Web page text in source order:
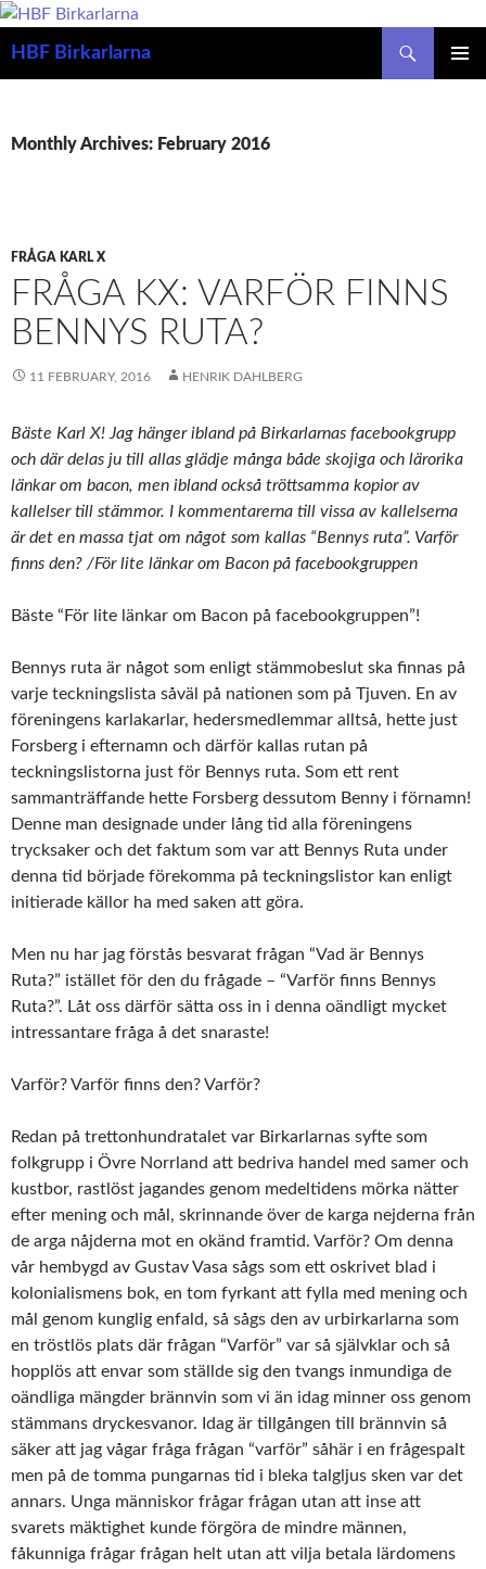
HBF Birkarlarna
Monthly Archives: February 2016
FRÅGA KARL X
FRÅGA KX: VARFÖR FINNS
BENNYS RUTA?
11 FEBRUARY, 2016 HENRIK DAHLBERG
Bäste Karl X! Jag hänger ibland på Birkarlarnas facebookgrupp
och där delas ju till allas glädje många både skojiga och lärorika
länkar om bacon, men ibland också tröttsamma kopior av
kallelser till stämmor. I kommentarerna till vissa av kallelserna
är det en massa tjat om något som kallas “Bennys ruta”. Varför
finns den? /För lite länkar om Bacon på facebookgruppen
Bäste “För lite länkar om Bacon på facebookgruppen”!
Bennys ruta är något som enligt stämmobeslut ska finnas på
varje teckningslista såväl på nationen som på Tjuven. En av
föreningens karlakarlar, hedersmedlemmar alltså, hette just
Forsberg i efternamn och därför kallas rutan på
teckningslistorna just för Bennys ruta. Som ett rent
sammanträffande hette Forsberg dessutom Benny i förnamn!
Denne man designade under lång tid alla föreningens
trycksaker och det faktum som var att Bennys Ruta under
denna tid började förekomma på teckningslistor kan enligt
initierade källor ha med saken att göra.
Men nu har jag förstås besvarat frågan “Vad är Bennys
Ruta?” istället för den du frågade – “Varför finns Bennys
Ruta?”. Låt oss därför sätta oss in i denna oändligt mycket
intressantare fråga å det snaraste!
Varför? Varför finns den? Varför?
Redan på trettonhundratalet var Birkarlarnas syfte som
folkgrupp i Övre Norrland att bedriva handel med samer och
kustbor, rastlöst jagandes genom medeltidens mörka nätter
efter mening och mål, skrinnande över de karga nejderna från
de arga nåjderna mot en okänd framtid. Varför? Om denna
vår hembygd av Gustav Vasa sågs som ett oskrivet blad i
kolonialismens bok, en tom fyrkant att fylla med mening och
mål genom kunglig enfald, så sågs den av urbirkarlarna som
en tröstlös plats där frågan “Varför” var så självklar och så
hopplös att envar som ställde sig den tvangs inmundiga de
oändliga mängder brännvin som vi än idag minner oss genom
stämmans dryckesvanor. Idag är tillgången till brännvin så
säker att jag vågar fråga frågan “varför” såhär i en frågespalt
men på de tomma pungarnas tid i bleka talgljus sken var det
annars. Unga människor frågar frågan utan att inse att
svarets mäktighet kunde förgöra de mindre männen,
fåkunniga frågar frågan helt utan att vilja betala lärdomens